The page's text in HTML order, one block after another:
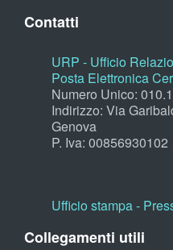
Contatti
URP - Ufficio
Posta Elettronica
Numero Unico:
Indirizzo: Via
Genova
P. Iva: 00856930102
Ufficio stampa -
Collegamenti utili